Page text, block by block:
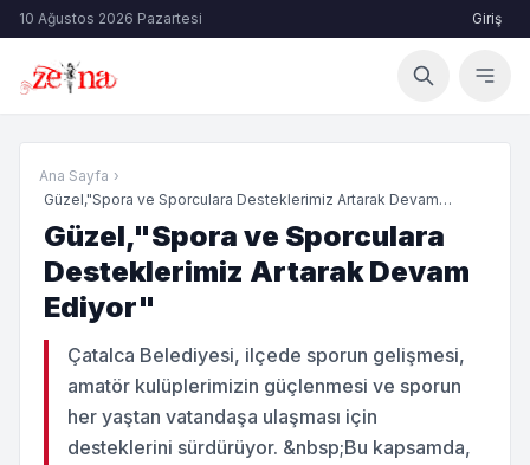
10 Ağustos 2026 Pazartesi Giriş
Ana Sayfa ›
Güzel,"Spora ve Sporculara Desteklerimiz Artarak Devam
Güzel,"Spora ve Sporculara
Desteklerimiz Artarak Devam
Ediyor"
Çatalca Belediyesi, ilçede sporun gelişmesi,
amatör kulüplerimizin güçlenmesi ve sporun
her yaştan vatandaşa ulaşması için
desteklerini sürdürüyor. &nbsp;Bu kapsamda,